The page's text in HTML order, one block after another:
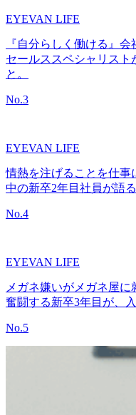
EYEVAN LIFE
『自分らしく働ける』
セールススペシャリスト
と。
No.3
EYEVAN LIFE
情熱を注げることを仕事
中の新卒2年目社員が語
No.4
EYEVAN LIFE
メガネ嫌いがメガネ屋
奮闘する新卒3年目が、
No.5